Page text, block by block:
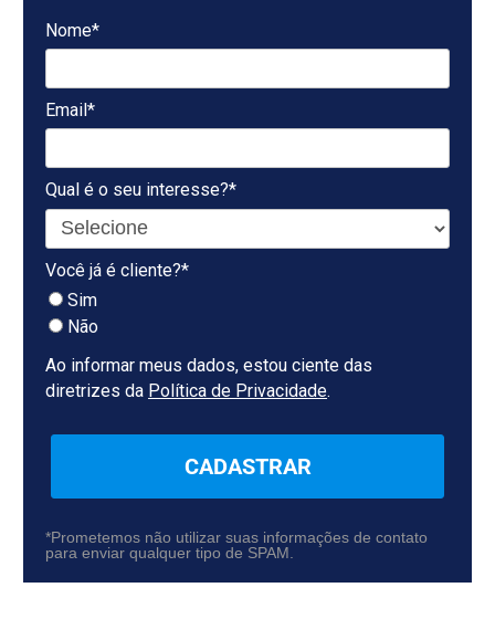
Nome*
Email*
Qual é o seu interesse?*
Você já é cliente?*
Sim
Não
Ao informar meus dados, estou ciente das
diretrizes da Política de Privacidade.
CADASTRAR
*Prometemos não utilizar suas informações de contato
para enviar qualquer tipo de SPAM.